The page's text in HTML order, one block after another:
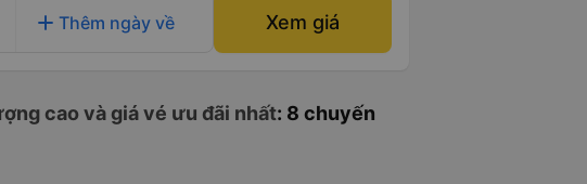
add Thêm ngày về Xem giá
cao và giá vé ưu đãi nhất: 8 chuyến